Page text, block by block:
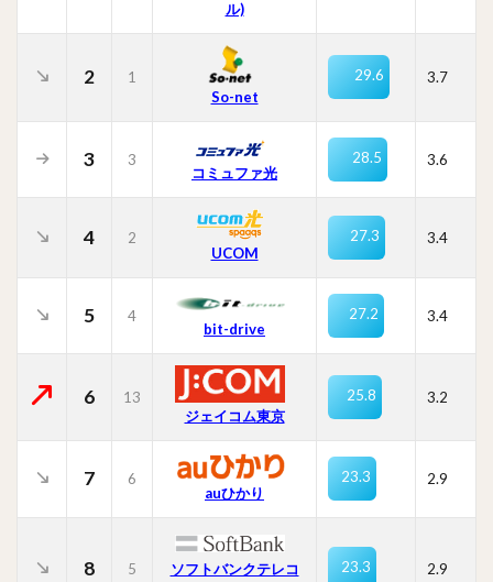
ル)
2
1
So-net
29.6 3.7
3 3
コミュファ光
28.5 3.6
4
2
UCOM
27.3 3.4
5 4
bit-drive
27.2 3.4
6
13
ジェイコム東京
25.8 3.2
7
6
auひかり
23.3 2.9
8 5
ソフトバンクテレコ
23.3 2.9